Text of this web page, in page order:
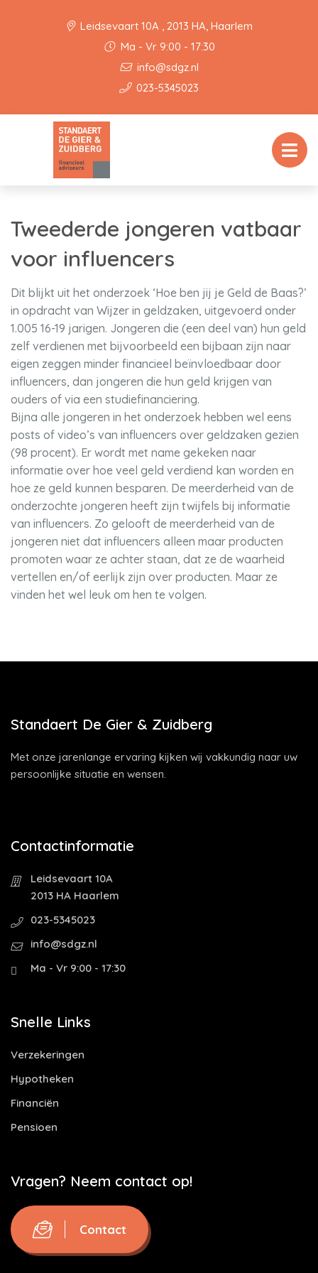
Leidsevaart 10A , 2013 HA, Haarlem
Ma - Vr 9:00 - 17:30
info@sdgz.nl
023-5345023
Tweederde jongeren vatbaar
voor influencers
Dit blijkt uit het onderzoek ‘Hoe ben jij je Geld de Baas?’
in opdracht van Wijzer in geldzaken, uitgevoerd onder
1.005 16-19 jarigen. Jongeren die (een deel van) hun geld
zelf verdienen met bijvoorbeeld een bijbaan zijn naar
eigen zeggen minder financieel beïnvloedbaar door
influencers, dan jongeren die hun geld krijgen van
ouders of via een studiefinanciering.
Bijna alle jongeren in het onderzoek hebben wel eens
posts of video’s van influencers over geldzaken gezien
(98 procent). Er wordt met name gekeken naar
informatie over hoe veel geld verdiend kan worden en
hoe ze geld kunnen besparen. De meerderheid van de
onderzochte jongeren heeft zijn twijfels bij informatie
van influencers. Zo gelooft de meerderheid van de
jongeren niet dat influencers alleen maar producten
promoten waar ze achter staan, dat ze de waarheid
vertellen en/of eerlijk zijn over producten. Maar ze
vinden het wel leuk om hen te volgen.
Standaert De Gier & Zuidberg
Met onze jarenlange ervaring kijken wij vakkundig naar uw
persoonlijke situatie en wensen.
Contactinformatie
Leidsevaart 10A
2013 HA Haarlem
023-5345023
info@sdgz.nl
Ma - Vr 9:00 - 17:30
Snelle Links
Verzekeringen
Hypotheken
Financiën
Pensioen
Vragen? Neem contact op!
Contact